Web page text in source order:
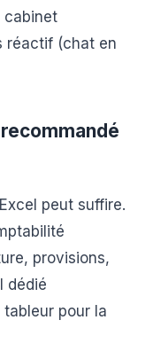
cabinet
réactif (chat en
peut suffire.
provisions,
dédié
pour la